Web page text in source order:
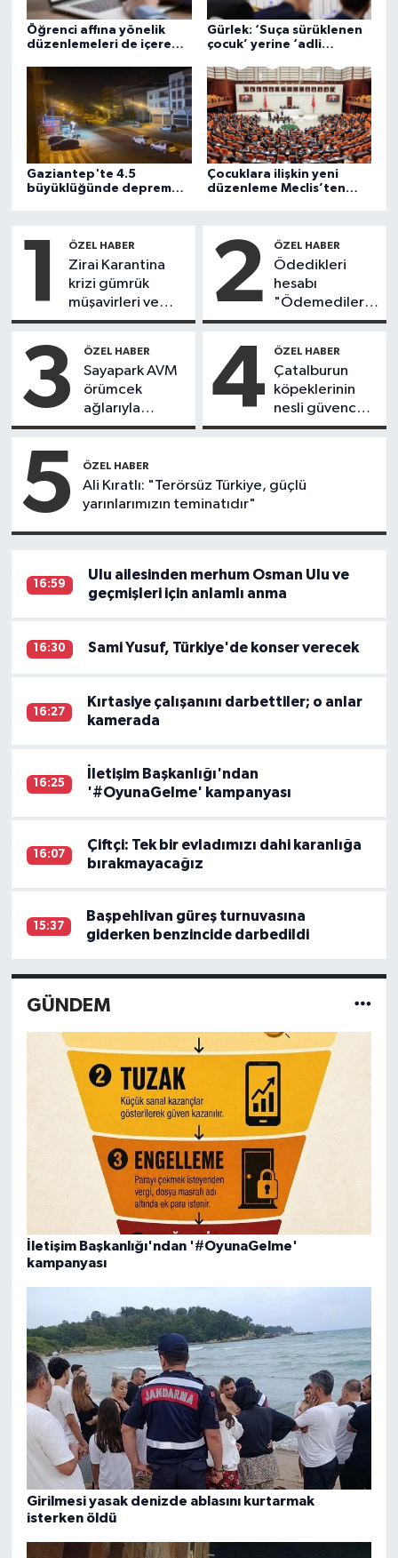
Öğrenci affına yönelik
düzenlemeleri de içeren
yayımlandı
Gürlek: ‘Suça sürüklenen
çocuk’ yerine ‘adli
hukuk sistemimize
kazandırıldı
Gaziantep'te 4.5
büyüklüğünde deprem
Çocuklara ilişkin yeni
düzenleme Meclis’ten
1 ÖZEL HABER
Zirai Karantina
krizi gümrük
müşavirleri ve
ihracatçıları isyan
2 ÖZEL HABER
Ödedikleri
hesabı
"Ödemediler"
deyince
yolunu tuttular
3 ÖZEL HABER
Sayapark AVM
örümcek
ağlarıyla
kaplandı
4 ÖZEL HABER
Çatalburun
köpeklerinin
nesli güvence
altına alındı
5 ÖZEL HABER
Ali Kıratlı: "Terörsüz Türkiye, güçlü
yarınlarımızın teminatıdır"
16:59
Ulu ailesinden merhum Osman Ulu ve
geçmişleri için anlamlı anma
16:30 Sami Yusuf, Türkiye'de konser verecek
16:27
Kırtasiye çalışanını darbettiler; o anlar
kamerada
16:25
İletişim Başkanlığı'ndan
'#OyunaGelme' kampanyası
16:07
Çiftçi: Tek bir evladımızı dahi karanlığa
bırakmayacağız
15:37
Başpehlivan güreş turnuvasına
giderken benzincide darbedildi
GÜNDEM
İletişim Başkanlığı'ndan '#OyunaGelme'
kampanyası
Girilmesi yasak denizde ablasını kurtarmak
isterken öldü